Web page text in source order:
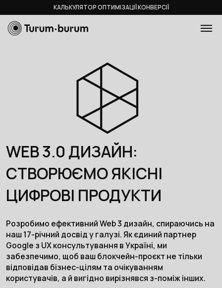
КАЛЬКУЛЯТОР ОПТИМІЗАЦІЇ КОНВЕРСІЇ
WEB 3.0 ДИЗАЙН:
СТВОРЮЄМО ЯКІСНІ
ЦИФРОВІ ПРОДУКТИ
Розробимо ефективний Web 3 дизайн, спираючись на
наш 17-річний досвід у галузі. Як єдиний партнер
Google з UX консультування в Україні, ми
забезпечимо, щоб ваш блокчейн-проєкт не тільки
відповідав бізнес-цілям та очікуванням
користувачів, а й вигідно вирізнявся з-поміж інших.